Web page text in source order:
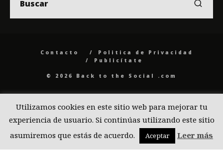
Contacto
Politica de Privacidad
Publicítate
© 2026 Back to the Social .com
Utilizamos cookies en este sitio web para mejorar tu
experiencia de usuario. Si continúas utilizando este sitio
asumiremos que estás de acuerdo.
Aceptar Leer más